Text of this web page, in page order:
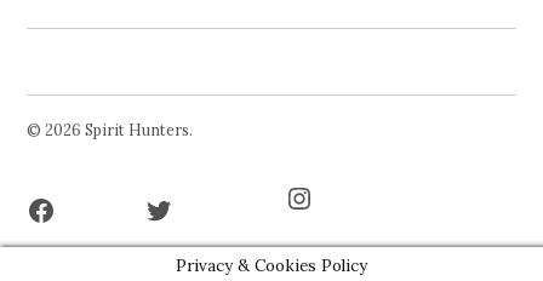
© 2026 Spirit Hunters.
Privacy & Cookies Policy